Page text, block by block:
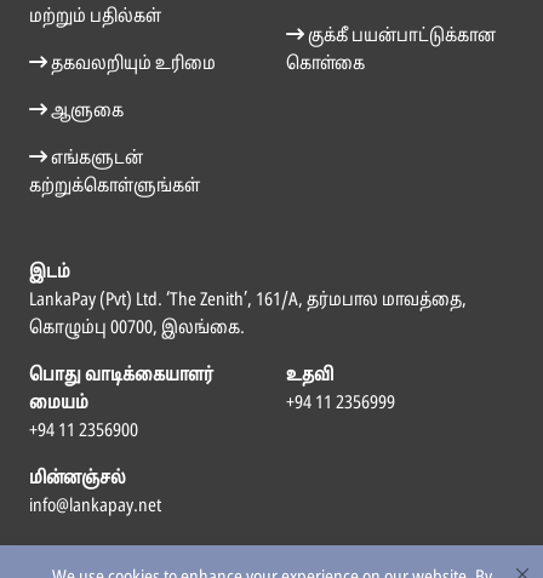
மற்றும் பதில்கள்
தகவலறியும் உரிமை
ஆளுகை
எங்களுடன்
கற்றுக்கொள்ளுங்கள்
குக்கீ பயன்பாட்டுக்கான
கொள்கை
இடம்
LankaPay (Pvt) Ltd. ‘The Zenith’, 161/A, தர்மபால மாவத்தை,
கொழும்பு 00700, இலங்கை.
பொது வாடிக்கையாளர்
மையம்
+94 11 2356900
உதவி
+94 11 2356999
மின்னஞ்சல்
info@lankapay.net
எம்மைப் பின்தொடர